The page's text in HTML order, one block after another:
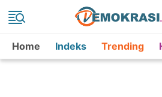
Home Indeks Trending